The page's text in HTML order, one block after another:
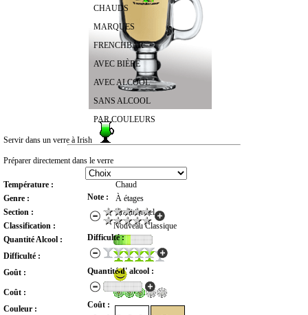
CHAUDS
MARQUES
FRENCHBAR
AVEC BIÈRE
AVEC ALCOOL
SANS ALCOOL
PAR COULEURS
Note :
Difficulté :
Quantité d' alcool :
Coût :
Servir dans un verre à Irish
Préparer directement dans le verre
Température :
Chaud
Genre :
À étages
Section :
Traditionnel
Classification :
Nouveau Classique
Quantité Alcool :
Difficulté :
Goût :
Coût :
Couleur :